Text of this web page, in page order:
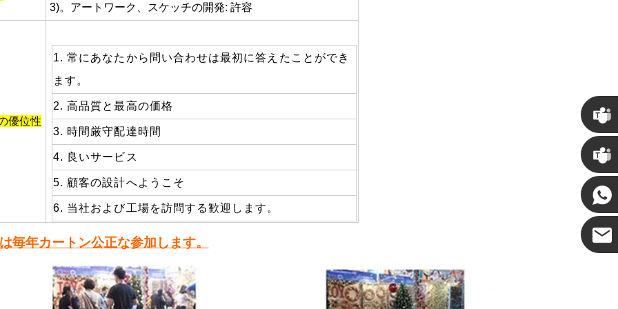
3)。アートワーク、スケッチの開発: 許容
優位性
1. 常にあなたから問い合わせは最初に答えたことができ
ます。
2. 高品質と最高の価格
3. 時間厳守配達時間
4. 良いサービス
5. 顧客の設計へようこそ
6. 当社および工場を訪問する歓迎します。
毎年カートン公正な参加します。
クリス
ケニー